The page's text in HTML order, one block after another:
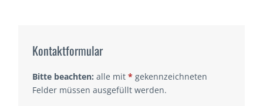
Kontaktformular
Bitte beachten: alle mit* gekennzeichneten
Felder müssen ausgefüllt werden.